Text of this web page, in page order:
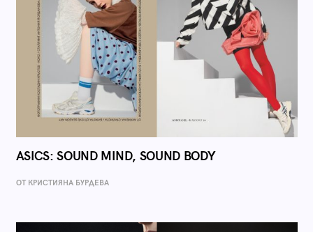
ASICS: SOUND MIND, SOUND BODY
ОТ КРИСТИЯНА БУРДЕВА